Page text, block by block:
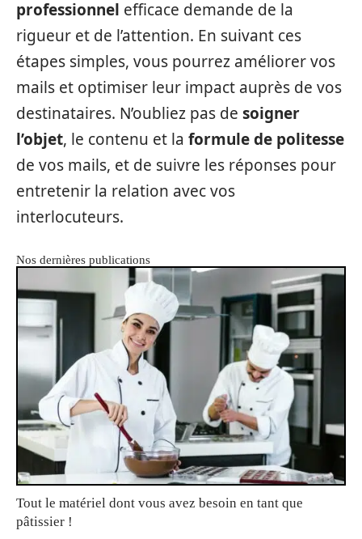
professionnel efficace demande de la
rigueur et de l’attention. En suivant ces
étapes simples, vous pourrez améliorer vos
mails et optimiser leur impact auprès de vos
destinataires. N’oubliez pas de soigner
l’objet, le contenu et la formule de politesse
de vos mails, et de suivre les réponses pour
entretenir la relation avec vos
interlocuteurs.
Nos dernières publications
Tout le matériel dont vous avez besoin en tant que
pâtissier !